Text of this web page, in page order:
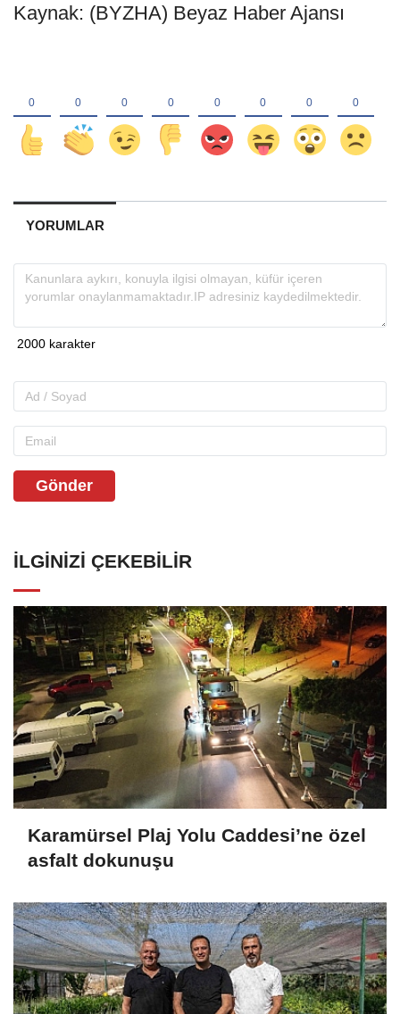
Kaynak: (BYZHA) Beyaz Haber Ajansı
YORUMLAR
Gönder
İLGINIZI ÇEKEBILIR
Karamürsel Plaj Yolu Caddesi’ne özel
asfalt dokunuşu